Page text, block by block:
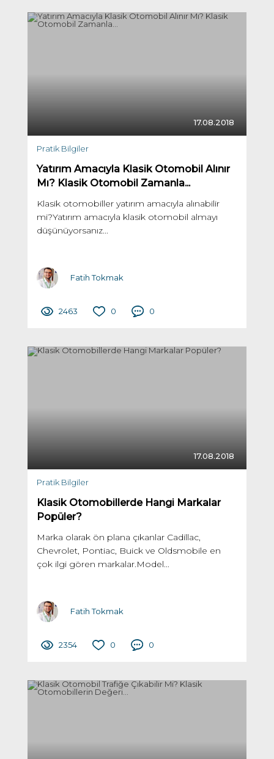
17.08.2018
Pratik Bilgiler
Yatırım Amacıyla Klasik Otomobil Alınır
Mı? Klasik Otomobil Zamanla...
Klasik otomobiller yatırım amacıyla alınabilir
mi?Yatırım amacıyla klasik otomobil almayı
düşünüyorsanız...
Fatih Tokmak
2463 0 0
17.08.2018
Pratik Bilgiler
Klasik Otomobillerde Hangi Markalar
Popüler?
Marka olarak ön plana çıkanlar Cadillac,
Chevrolet, Pontiac, Buick ve Oldsmobile en
çok ilgi gören markalar.Model...
Fatih Tokmak
2354 0 0